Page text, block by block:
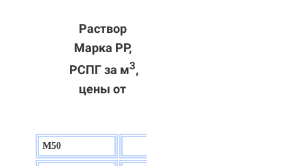
Раствор
Марка РР,
РСПГ за м3,
цены от
М50